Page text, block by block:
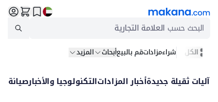
البحث حسب العلامة التجارية
الكل شراءمزاداتقم بالبيعأبحاث المزيد
آليات ثقيلة جديدةأخبار المزاداتالتكنولوجيا والأخبارصيانة